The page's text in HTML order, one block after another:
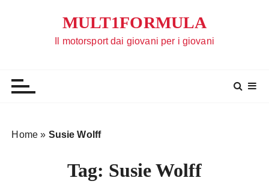
MULT1FORMULA
Il motorsport dai giovani per i giovani
Home » Susie Wolff
Tag: Susie Wolff